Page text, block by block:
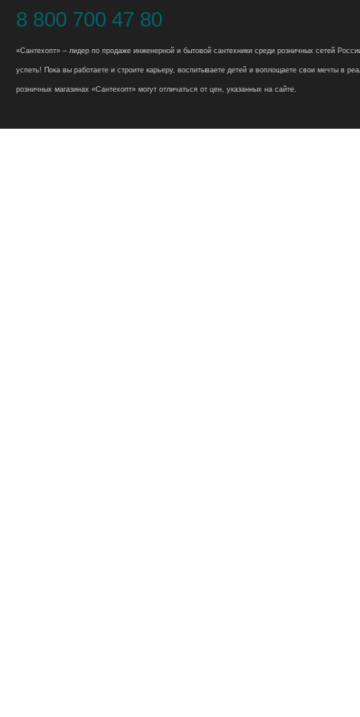
8 800 700 47 80
«Сантехопт» – лидер по продаже инженерной и бытовой сантехники среди розничных сетей
успеть! Пока вы работаете и строите карьеру, воспитываете детей и воплощаете свои мечты в
розничных магазинах «Сантехопт» могут отличаться от цен, указанных на сайте.